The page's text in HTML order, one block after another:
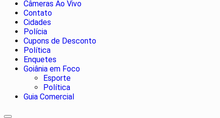
Câmeras Ao Vivo
Contato
Cidades
Polícia
Cupons de Desconto
Política
Enquetes
Goiânia em Foco
Esporte
Política
Guia Comercial